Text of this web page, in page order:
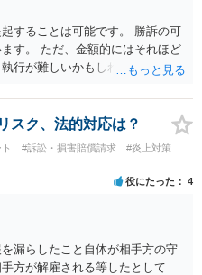
することは可能です。 勝訴の可
す。 ただ、金額的にはそれほど
行が難しいかもしれません。 費
しれません。 または、弁護士に
、動産の引き取りの話合いをす
スク、法的対応は？
#訴訟・損害賠償請求
#炎上対策
役にたった 4
漏らしたこと自体が相手方の守
方が解雇される等したとして